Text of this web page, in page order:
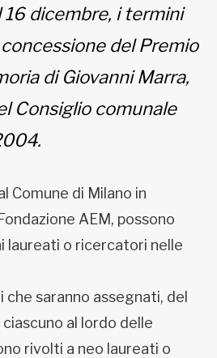
C.
(Italia)
dicembre, i termini
del Premio
di Giovanni Marra,
Consiglio comunale
Comune di Milano in
AEM, possono
laureati o ricercatori nelle
che saranno assegnati, del
al lordo delle
rivolti a neo laureati o